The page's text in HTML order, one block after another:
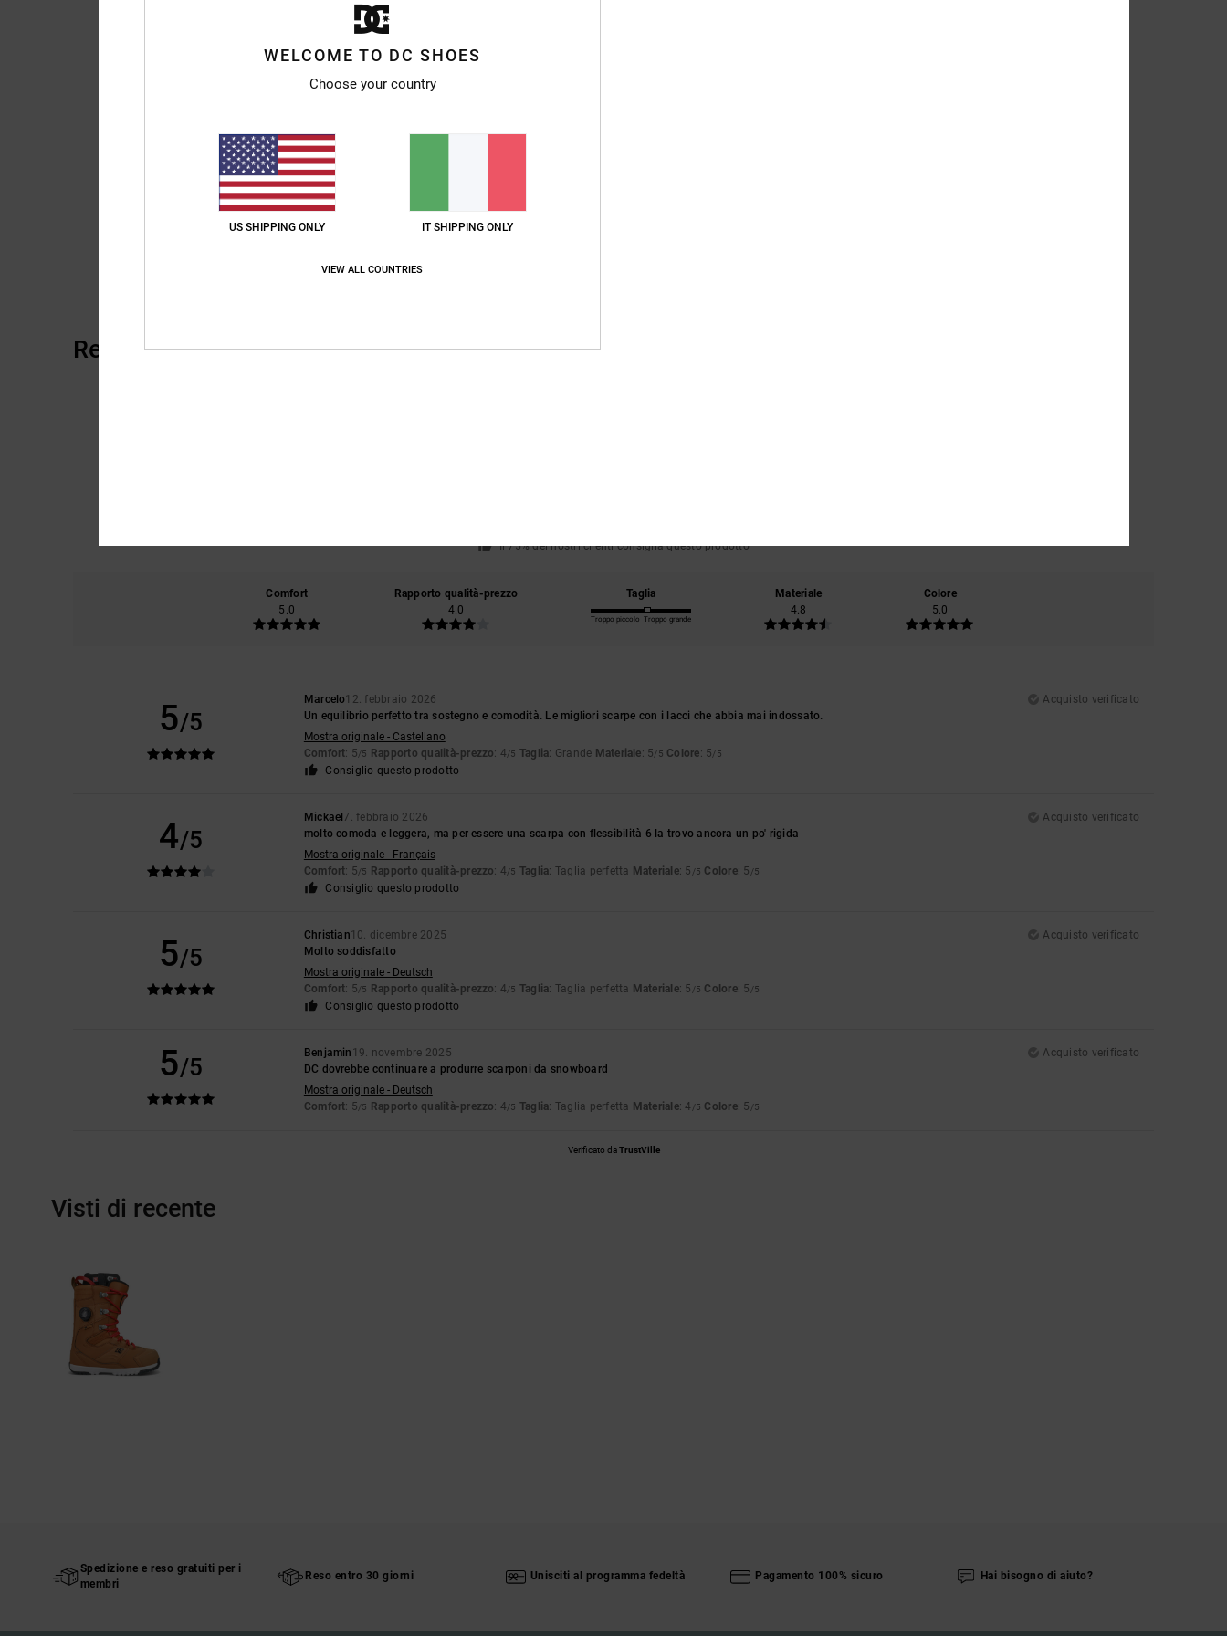
Recensioni dei clienti
Il 75% dei nostri clienti consiglia questo prodotto
Comfort
5.0
Rapporto qualità-prezzo
4.0
Taglia
Troppo piccolo Troppo grande
Materiale
4.8
Colore
5.0
5/5
Marcelo12. febbraio 2026
Acquisto verificato
Un equilibrio perfetto tra sostegno e comodità. Le migliori scarpe con i lacci che abbia mai indossato.
Mostra originale - Castellano
Comfort: 5/5 Rapporto qualità-prezzo: 4/5 Taglia: Grande Materiale: 5/5 Colore: 5/5
Consiglio questo prodotto
4/5
Mickael 7. febbraio 2026
Acquisto verificato
molto comoda e leggera, ma per essere una scarpa con flessibilità 6 la trovo ancora un po' rigida
Mostra originale - Français
Comfort: 5/5 Rapporto qualità-prezzo: 4/5 Taglia: Taglia perfetta Materiale: 5 /5 Colore: 5 /5
Consiglio questo prodotto
5/5
Christian10. dicembre 2025
Acquisto verificato
Molto soddisfatto
Mostra originale - Deutsch
Comfort: 5/5 Rapporto qualità-prezzo: 4/5 Taglia: Taglia perfetta Materiale: 5 /5 Colore: 5 /5
Consiglio questo prodotto
5/5
Benjamin 19. novembre 2025
Acquisto verificato
DC dovrebbe continuare a produrre scarponi da snowboard
Mostra originale - Deutsch
Comfort: 5/5 Rapporto qualità-prezzo: 4/5 Taglia: Taglia perfetta Materiale: 4 /5 Colore: 5 /5
Verificato daTrustVille
Visti di recente
Spedizione e reso gratuiti per i
membri
Reso entro 30 giorni Unisciti al programma fedeltà Pagamento 100% sicuro Hai bisogno di aiuto?
WELCOME TO DC SHOES
Choose your country
US SHIPPING ONLY IT SHIPPING ONLY
VIEW ALL COUNTRIES